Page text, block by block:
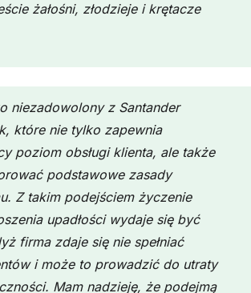
żałośni, złodzieje i krętacze
niezadowolony z Santander
które nie tylko zapewnia
poziom obsługi klienta, ale także
podstawowe zasady
Z takim podejściem życzenie
upadłości wydaje się być
firma zdaje się nie spełniać
i może to prowadzić do utraty
Mam nadzieję, że podejmą